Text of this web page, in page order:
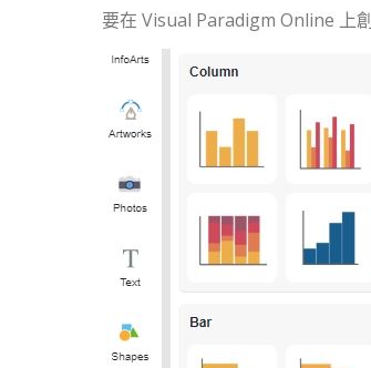
要在 Visual Paradigm Online 上